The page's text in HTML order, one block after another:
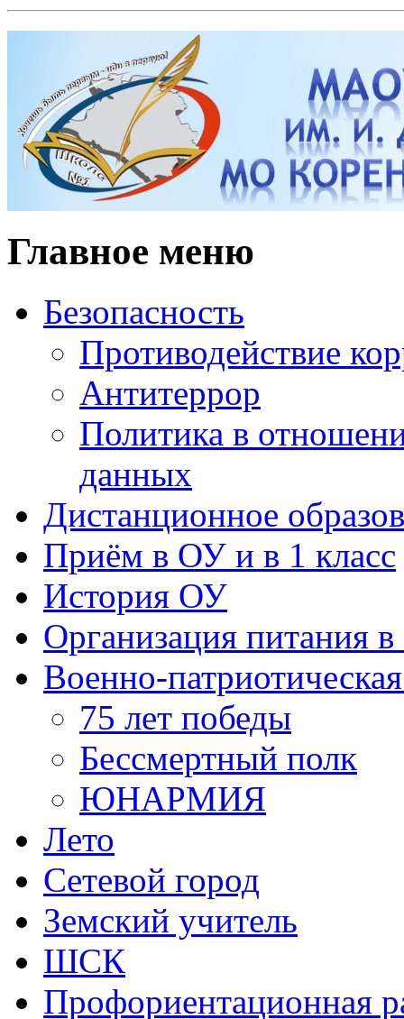
Главное меню
Безопасность
Противодействие
Антитеррор
Политика в
данных
Дистанционное
Приём в ОУ и в 1 класс
История ОУ
Организация питания
Военно-
75 лет победы
Бессмертный полк
ЮНАРМИЯ
Лето
Сетевой город
Земский учитель
ШСК
Профориентационная